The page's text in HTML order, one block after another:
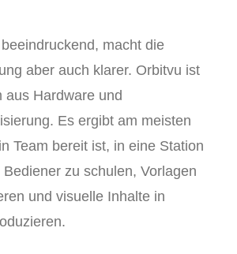
macht die
aber auch klarer. Orbitvu ist
aus Hardware und
Es ergibt am meisten
Team bereit ist, in eine Station
zu schulen, Vorlagen
und visuelle Inhalte in